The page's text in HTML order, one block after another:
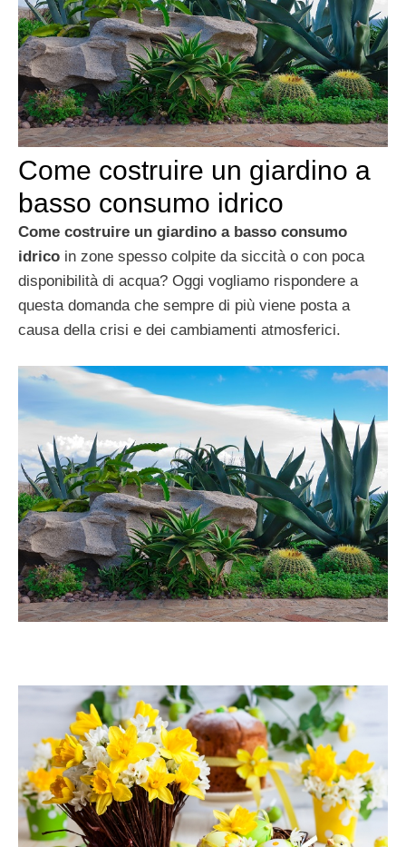
Come costruire un giardino a
basso consumo idrico
Come costruire un giardino a basso consumo
idrico in zone spesso colpite da siccità o con poca
disponibilità di acqua? Oggi vogliamo rispondere a
questa domanda che sempre di più viene posta a
causa della crisi e dei cambiamenti atmosferici.